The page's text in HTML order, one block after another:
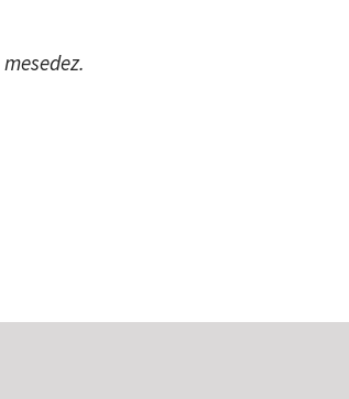
mesedez.